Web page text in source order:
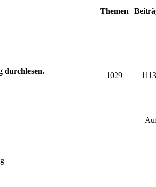
Themen
durchlesen.
1029 1113